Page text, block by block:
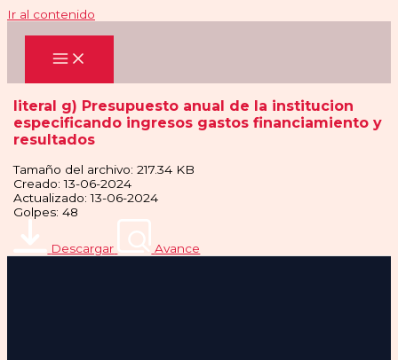
Ir al contenido
literal g) Presupuesto anual de la institucion
especificando ingresos gastos financiamiento y
resultados
Tamaño del archivo: 217.34 KB
Creado: 13-06-2024
Actualizado: 13-06-2024
Golpes: 48
Descargar Avance